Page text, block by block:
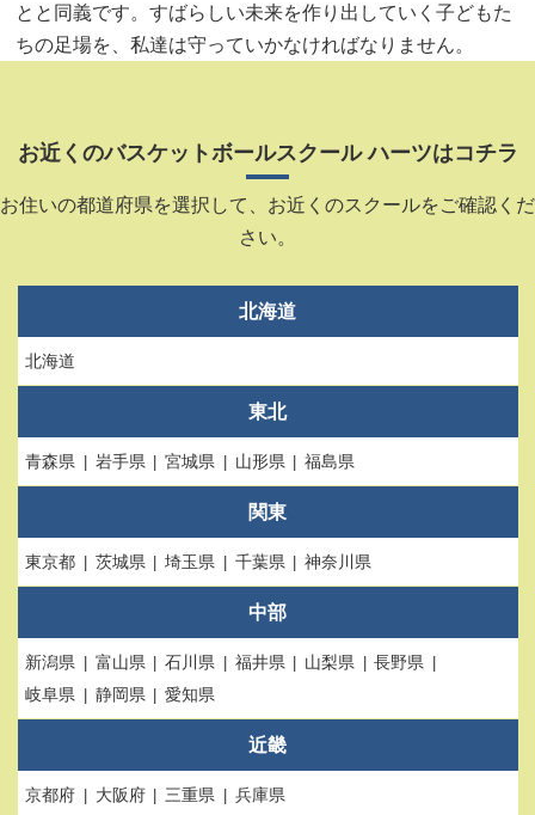
とと同義です。すばらしい未来を作り出していく子どもた
ちの足場を、私達は守っていかなければなりません。
お近くのバスケットボールスクール ハーツはコチラ
お住いの都道府県を選択して、お近くのスクールをご確認くだ
さい。
北海道
北海道
東北
青森県 岩手県 宮城県 山形県 福島県
関東
東京都 茨城県 埼玉県 千葉県 神奈川県
中部
新潟県 富山県 石川県 福井県 山梨県
長野県
岐阜県
静岡県 愛知県
近畿
京都府 大阪府 三重県 兵庫県